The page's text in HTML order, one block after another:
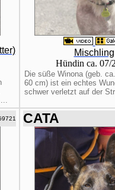
Mischling
Hündin ca. 07/
Die süße Winona (geb.
60 cm) ist ein echtes
schwer verletzt auf der
CATA